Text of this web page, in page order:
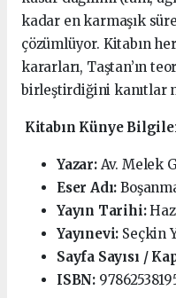
kadar en karmaşık
çözümlüyor. Kitabın
kararları, Taştan’ın
birleştirdiğini kanıtlar
Kitabın Künye
Yazar:Av. Melek
Eser Adı:
Yayın Tarihi:
Yayınevi: Seçkin
Sayfa Sayısı /
ISBN: